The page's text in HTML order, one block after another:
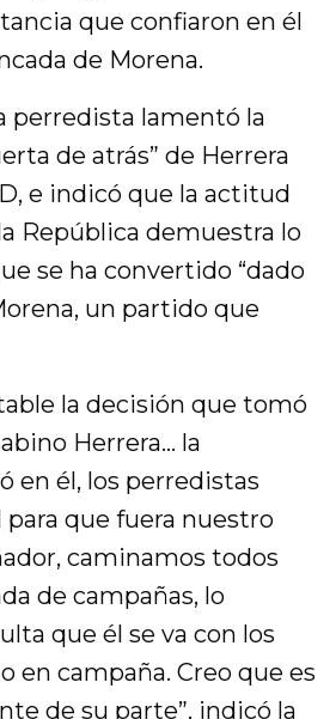
que confiaron en él
de Morena.
perredista lamentó la
de atrás” de Herrera
e indicó que la actitud
República demuestra lo
se ha convertido “dado
un partido que
la decisión que tomó
Herrera… la
en él, los perredistas
que fuera nuestro
caminamos todos
de campañas, lo
que él se va con los
en campaña. Creo que es
de su parte”, indicó la